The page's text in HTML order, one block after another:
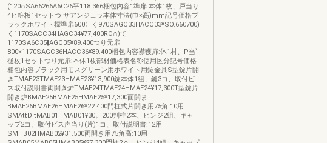
(120∩SA66266A6C26平118.366梱包内容1準扉:本体1枚、戸当り
4ヒ粧板1セットつ'サアンジェラ本体寸法(巾×高)mm記号価格ブ
ラックホワイト標準扉600〉く970SAGC33HACC33¥SO.660700)
く1170SACC34HAGC34¥77,400RO∩)て
1170SA6C35‖AGC35¥89.400つり元扉
800×1170SAGC36HACC36¥89.400梱包内容襟獲扉:体1村、P当`
樋枚1セットつり元扉:本体1枚部材価格表名称使用区分記号価格
相包内容ブラック用モスグリーン用ホワイト用錠金具S型錠片開
きTMAE23TMAE23HMAE23¥13,900錠本体1組、鍵3コ、取付ビ
ス取付説明書両開き炉TMAE24TMAE24HMAE24¥17,300T型錠片
開き炉BMAE25BMAE25HMAE25¥17,300面開ま
BMAE26BMAE26HMAE26¥22.400門柱式片開き用75角:10用
SMAttDltMAB01HMAB01¥30。200判柱2本、ヒンジ2組、キャ
ップ2コ、取付ビス声当り(片)1コ、取付説明書:12用
SMHB02HMAB02¥31.500両開き用75角高:10用